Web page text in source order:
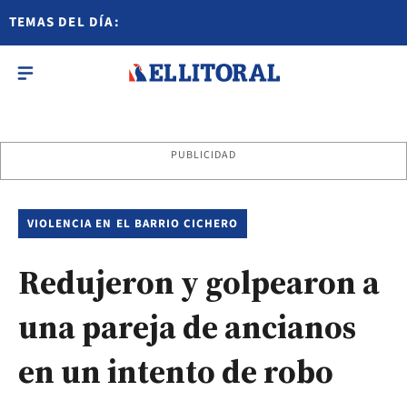
TEMAS DEL DÍA:
PUBLICIDAD
VIOLENCIA EN EL BARRIO CICHERO
Redujeron y golpearon a
una pareja de ancianos
en un intento de robo